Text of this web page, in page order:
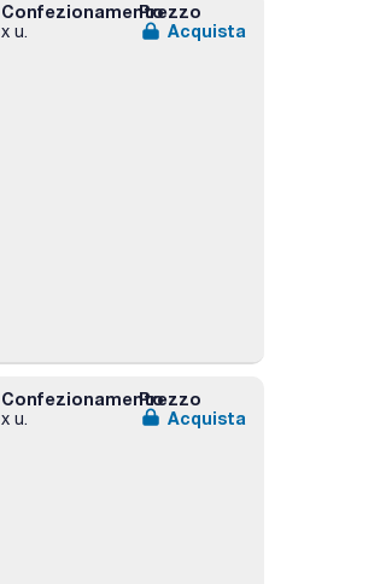
Confezionamento
x u.
Prezzo
Acquista
Confezionamento
x u.
Prezzo
Acquista